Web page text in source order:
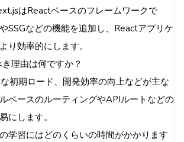
はReactベースのフレームワークで
SSGなどの機能を追加し、Reactアプリケ
り効率的にします。
理由は何ですか？
初期ロード、開発効率の向上などが主な
ベースのルーティングやAPIルートなどの
にします。
学習にはどのくらいの時間がかかります